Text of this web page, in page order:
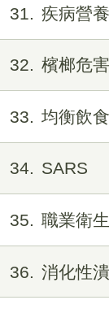
31 疾病營養
32 檳榔危害
33 均衡飲食
34 SARS
35 職業衛
36 消化性